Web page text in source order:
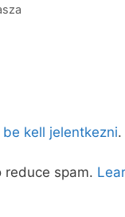
be kell jelentkezni.
reduce spam.